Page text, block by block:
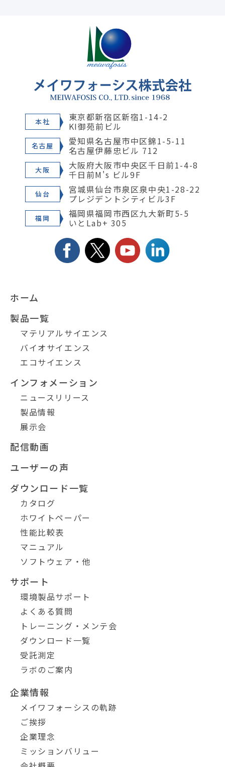
本社 東京都新宿区新宿1-14-2
KI御苑前ビル
名古屋 愛知県名古屋市中区錦1-5-11
名古屋伊藤忠ビル 712
大阪 大阪府大阪市中央区千日前1-4-8
千日前M's ビル9F
仙台 宮城県仙台市泉区泉中央1-28-22
プレジデントシティビル3F
福岡 福岡県福岡市西区九大新町5-5
いとLab+ 305
ホーム
製品一覧
マテリアルサイエンス
バイオサイエンス
エコサイエンス
インフォメーション
ニュースリリース
製品情報
展示会
配信動画
ユーザーの声
ダウンロード一覧
カタログ
ホワイトペーパー
性能比較表
マニュアル
ソフトウェア・他
サポート
環境製品サポート
よくある質問
トレーニング・メンテ会
ダウンロード一覧
受託測定
ラボのご案内
企業情報
メイワフォーシスの軌跡
ご挨拶
企業理念
ミッションバリュー